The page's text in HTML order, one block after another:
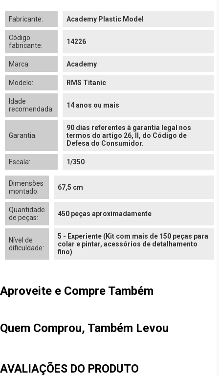
Fabricante: Academy Plastic Model
Código
fabricante:
14226
Marca: Academy
Modelo: RMS Titanic
Idade
recomendada:
14 anos ou mais
Garantia:
90 dias referentes à garantia legal nos
termos do artigo 26, II, do Código de
Defesa do Consumidor.
Escala: 1/350
Dimensões
montado:
67,5 cm
Quantidade
de peças:
450 peças aproximadamente
Nível de
dificuldade:
5 - Experiente (Kit com mais de 150 peças para
colar e pintar, acessórios de detalhamento
fino)
Aproveite e Compre Também
Quem Comprou, Também Levou
AVALIAÇÕES DO PRODUTO